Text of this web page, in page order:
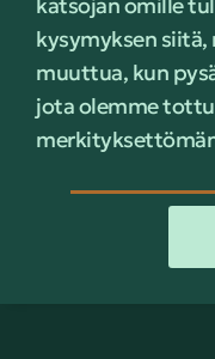
kysymyksen
muuttua, kun
jota olemme